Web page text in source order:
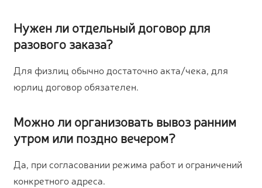
Нужен ли отдельный договор для
разового заказа?
Для физлиц обычно достаточно акта/чека, для
юрлиц договор обязателен.
Можно ли организовать вывоз ранним
утром или поздно вечером?
Да, при согласовании режима работ и ограничений
конкретного адреса.